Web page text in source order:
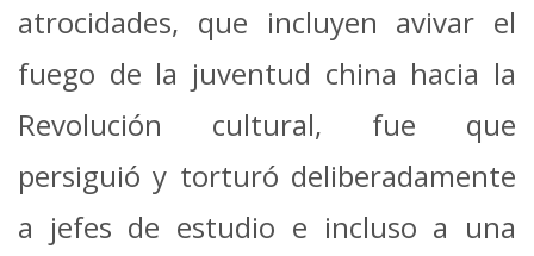
atrocidades, que incluyen avivar el
fuego de la juventud china hacia la
Revolución cultural, fue que
persiguió y torturó deliberadamente
a jefes de estudio e incluso a una